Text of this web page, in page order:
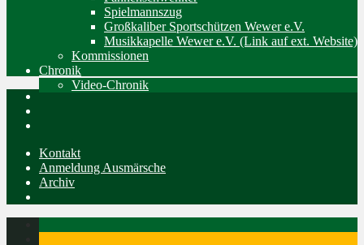
Spielmannszug
Großkaliber Sportschützen Wewer e.V.
Musikkapelle Wewer e.V. (Link auf ext. Website)
Kommissionen
Chronik
Video-Chronik
Kontakt
Anmeldung Ausmärsche
Archiv